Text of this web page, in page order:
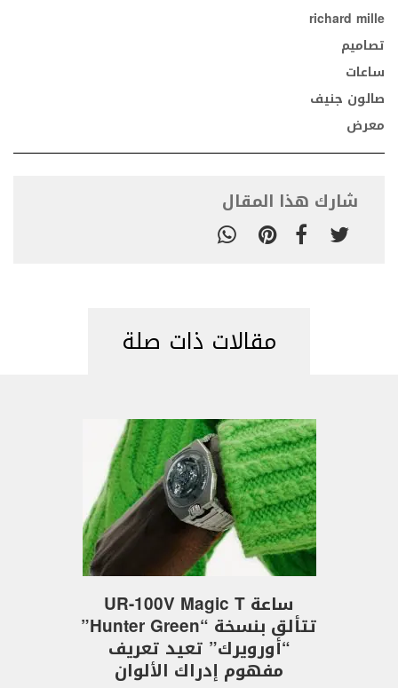
richard mille
تصاميم
ساعات
صالون جنيف
معرض
شارك هذا المقال
مقالات ذات صلة
ساعة UR-100V Magic T
تتألق بنسخة “Hunter Green”
“أورويرك” تعيد تعريف
مفهوم إدراك الألوان